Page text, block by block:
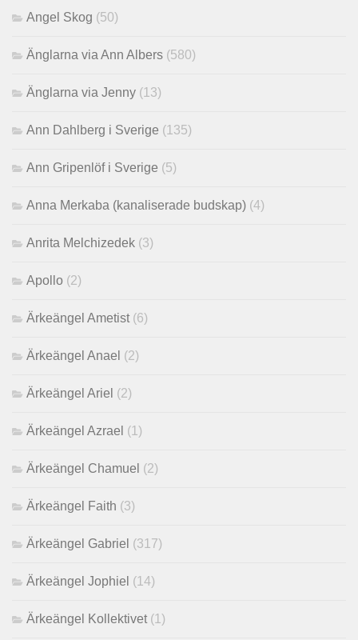
Angel Skog (50)
Änglarna via Ann Albers (580)
Änglarna via Jenny (13)
Ann Dahlberg i Sverige (135)
Ann Gripenlöf i Sverige (5)
Anna Merkaba (kanaliserade budskap) (4)
Anrita Melchizedek (3)
Apollo (2)
Ärkeängel Ametist (6)
Ärkeängel Anael (2)
Ärkeängel Ariel (2)
Ärkeängel Azrael (1)
Ärkeängel Chamuel (2)
Ärkeängel Faith (3)
Ärkeängel Gabriel (317)
Ärkeängel Jophiel (14)
Ärkeängel Kollektivet (1)